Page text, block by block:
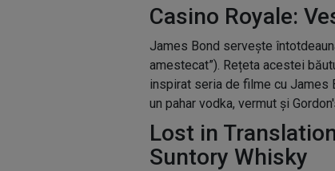
Casino Royale:
James Bond servește
amestecat”). Rețeta acestei
inspirat seria de filme cu
un pahar vodka, vermut și
Lost in
Suntory Whisky